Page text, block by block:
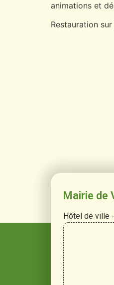
animations et
Restauration
Mairie de
Hôtel de ville